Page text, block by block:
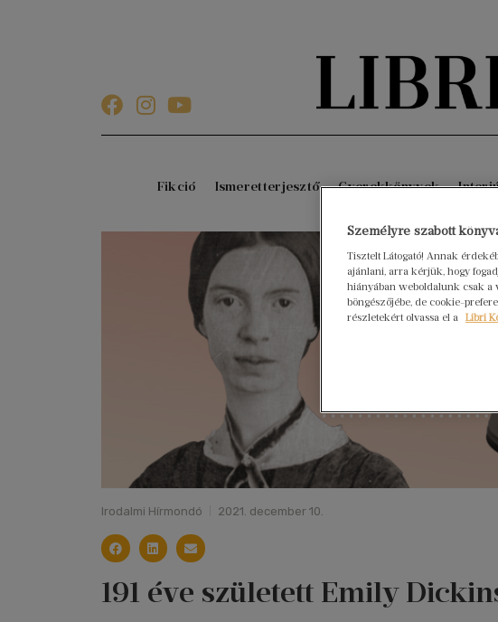
Fikció Ismeretterjesztő Gyerekkönyvek
Irodalmi Hírmondó 2021. december 10.
191 éve született Emily
Személyre szabott
Tisztelt Látogató! Annak
ajánlani, arra kérjük, hogy
hiányában weboldalunk csak a
böngészőjébe, de cookie-
részletekért olvassa el a
Libri